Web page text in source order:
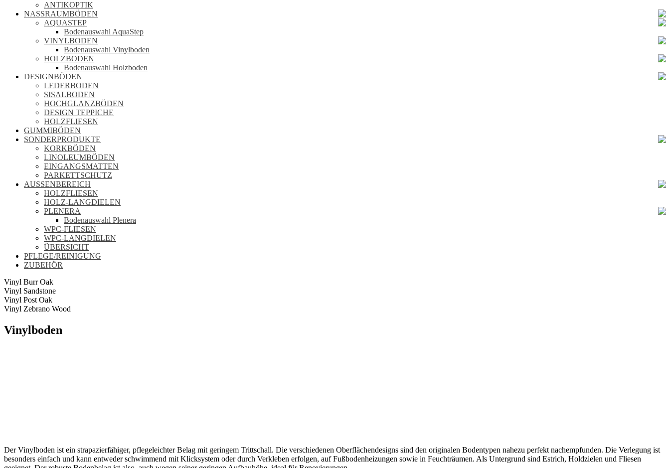
ANTIKOPTIK
NASSRAUMBÖDEN
AQUASTEP
Bodenauswahl AquaStep
VINYLBODEN
Bodenauswahl Vinylboden
HOLZBODEN
Bodenauswahl Holzboden
DESIGNBÖDEN
LEDERBODEN
SISALBODEN
HOCHGLANZBÖDEN
DESIGN TEPPICHE
HOLZFLIESEN
GUMMIBÖDEN
SONDERPRODUKTE
KORKBÖDEN
LINOLEUMBÖDEN
EINGANGSMATTEN
PARKETTSCHUTZ
AUSSENBEREICH
HOLZFLIESEN
HOLZ-LANGDIELEN
PLENERA
Bodenauswahl Plenera
WPC-FLIESEN
WPC-LANGDIELEN
ÜBERSICHT
PFLEGE/REINIGUNG
ZUBEHÖR
Vinyl Burr Oak
Vinyl Sandstone
Vinyl Post Oak
Vinyl Zebrano Wood
Vinylboden
Der Vinylboden ist ein strapazierfähiger, pflegeleichter Belag mit geringem Trittschall. Die verschiedenen Oberflächendesigns sind den originalen Bodentypen nahezu perfekt nachempfunden. Die Verlegung ist
besonders einfach und kann entweder schwimmend mit Klicksystem oder durch Verkleben erfolgen, auf Fußbodenheizungen sowie in Feuchträumen. Als Untergrund sind Estrich, Holdzielen und Fliesen